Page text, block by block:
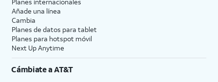
Añade una línea
Cambia
Planes de datos para tablet
Planes para hotspot móvil
Next Up Anytime
Cámbiate aAT&T